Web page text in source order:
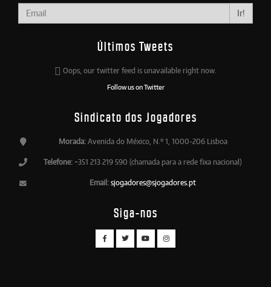
Ir!
Últimos Tweets
Oops, our twitter feed is unavailable right now.
Follow us on Twitter
Sindicato dos Jogadores
Morada:Avenida do México, N.º 1, 1000-206 Lisboa
Telefone: +351 213 219 590 (chamada para a rede fixa nacional)
Email: sjogadores@sjogadores.pt
Siga-nos